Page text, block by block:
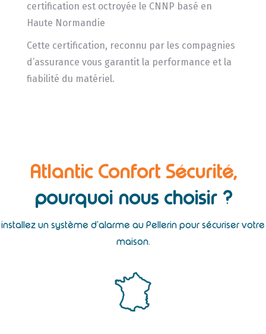
certification est octroyée le CNNP basé en
Haute Normandie
Cette certification, reconnu par les compagnies
d’assurance vous garantit la performance et la
fiabilité du matériel.
Atlantic Confort Sécurité,
pourquoi nous choisir ?
installez un système d’alarme au Pellerin pour sécuriser votre
maison.